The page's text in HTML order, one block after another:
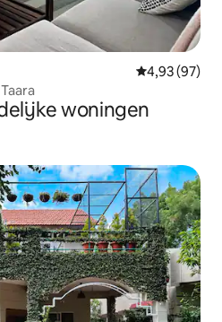
Gemiddelde
4,93 (97)
woningen